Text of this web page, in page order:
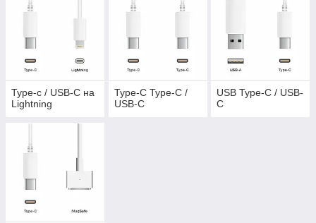
Type-c / USB-C на
Lightning
Type-C Type-C /
USB-C
USB Type-C / USB-
C